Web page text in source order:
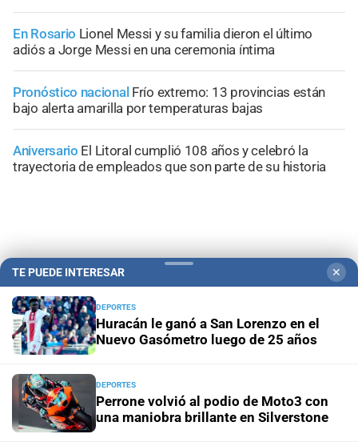
En Rosario Lionel Messi y su familia dieron el último
adiós a Jorge Messi en una ceremonia íntima
Pronóstico nacional Frío extremo: 13 provincias están
bajo alerta amarilla por temperaturas bajas
Aniversario El Litoral cumplió 108 años y celebró la
trayectoria de empleados que son parte de su historia
Campolitoral Revista Nosotros Clasificados CYD Litoral
Podcasts Mirador Provincial VivíMejor SF Puerto Negocios
TE PUEDE INTERESAR ✕
DEPORTES
Huracán le ganó a San Lorenzo en el
Nuevo Gasómetro luego de 25 años
DEPORTES
Perrone volvió al podio de Moto3 con
una maniobra brillante en Silverstone